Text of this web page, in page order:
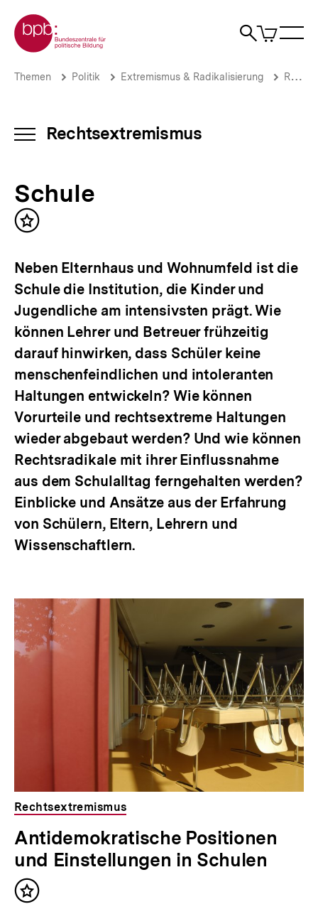
zum
Seiteninhalt
springen
Zur Startseite der bpb
Suche
Artikel
im
Schule
bpb.de
Brotkrümelnavigation
Pfadnavigation
Themen Politik Extremismus & Radikalisierung Rechtsextremismus
INHALTSNAVIGATION
Rechtsextremismus
Schule
Inhalt
Neben Elternhaus und Wohnumfeld ist die
Schule die Institution, die Kinder und
Jugendliche am intensivsten prägt. Wie
können Lehrer und Betreuer frühzeitig
darauf hinwirken, dass Schüler keine
menschenfeindlichen und intoleranten
Haltungen entwickeln? Wie können
Vorurteile und rechtsextreme Haltungen
wieder abgebaut werden? Und wie können
Rechtsradikale mit ihrer Einflussnahme
aus dem Schulalltag ferngehalten werden?
Einblicke und Ansätze aus der Erfahrung
von Schülern, Eltern, Lehrern und
Wissenschaftlern.
Rechtsextremismus
Antidemokratische Positionen
und Einstellungen in Schulen
Inhalt